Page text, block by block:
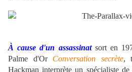
À cause d'un assassinatsort en
Palme d'Or Conversation secrète,
Hackman interprète un spécialiste